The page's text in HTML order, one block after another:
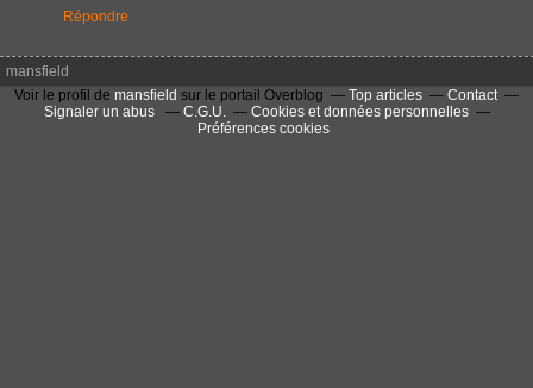
Répondre
mansfield
Voir le profil de mansfield sur le portail Overblog Top articles
Contact
Signaler un abus
C.G.U.
Cookies et données personnelles
Préférences cookies